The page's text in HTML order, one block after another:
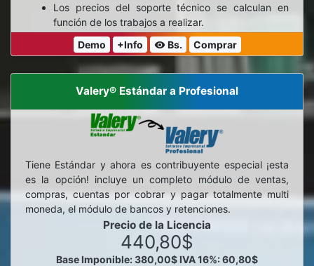
Los precios del soporte técnico se calculan en
función de los trabajos a realizar.
Demo
+Info visibilityBs. Comprar
Valery® Estándar a Profesional
Tiene Estándar y ahora es contribuyente especial ¡esta
es la opción! incluye un completo módulo de ventas,
compras, cuentas por cobrar y pagar totalmente multi
moneda, el módulo de bancos y retenciones.
Precio de la Licencia
440,80$
Base Imponible: 380,00$ IVA 16%: 60,80$